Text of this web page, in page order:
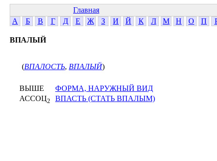
Главная
А
Б В Г Д Е Ж З И Й К Л М Н О П
ВПАЛЫЙ
(ВПАЛОСТЬ, ВПАЛЫЙ)
ВЫШЕ
ФОРМА, НАРУЖНЫЙ ВИД
АССОЦ2 ВПАСТЬ (СТАТЬ ВПАЛЫМ)